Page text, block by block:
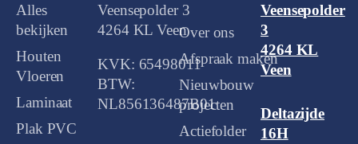
Alles
bekijken
Houten
Vloeren
Laminaat
Plak PVC
Veensepolder 3
4264 KL Veen
KVK: 65498011
BTW:
NL856136487B01
Over ons
Afspraak maken
Nieuwbouw
projecten
Actiefolder
Veensepolder
3
4264 KL
Veen
Deltazijde
16H